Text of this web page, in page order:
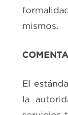
mismos.
El
la